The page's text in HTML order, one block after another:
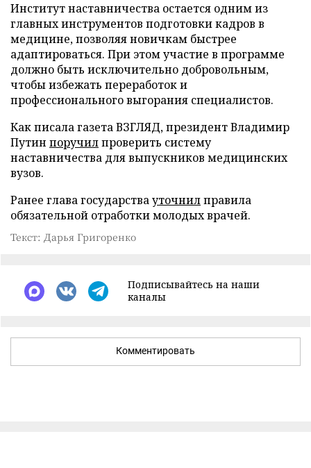
Институт наставничества остается одним из
главных инструментов подготовки кадров в
медицине, позволяя новичкам быстрее
адаптироваться. При этом участие в программе
должно быть исключительно добровольным,
чтобы избежать переработок и
профессионального выгорания специалистов.
Как писала газета ВЗГЛЯД, президент Владимир
Путин поручилпроверить систему
наставничества для выпускников медицинских
вузов.
Ранее глава государствауточнилправила
обязательной отработки молодых врачей.
Текст: Дарья Григоренко
Подписывайтесь на наши
каналы
Комментировать